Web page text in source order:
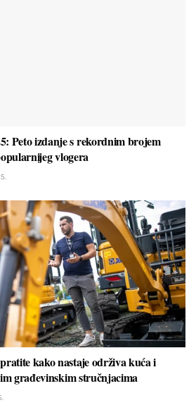
Peto izdanje s rekordnim brojem
vlogera
kako nastaje održiva kuća i
građevinskim stručnjacima